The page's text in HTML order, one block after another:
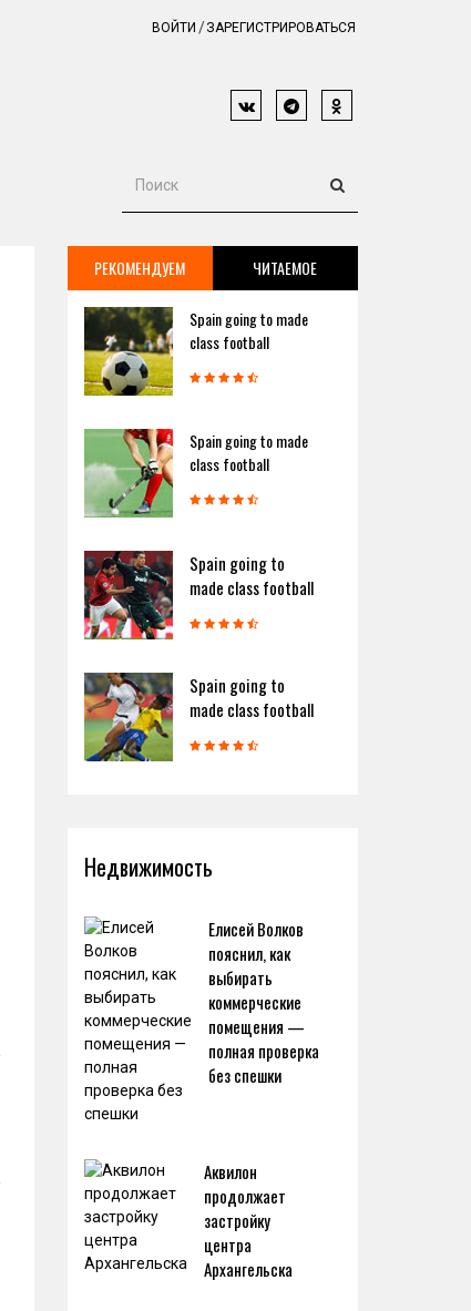
ВОЙТИ ЗАРЕГИСТРИРОВАТЬСЯ
РЕКОМЕНДУЕМ ЧИТАЕМОЕ
Spain going to made
class football
Spain going to made
class football
Spain going to
made class football
Spain going to
made class football
Недвижимость
Елисей Волков
пояснил, как
выбирать
коммерческие
помещения —
полная проверка
без спешки
Аквилон
продолжает
застройку
центра
Архангельска